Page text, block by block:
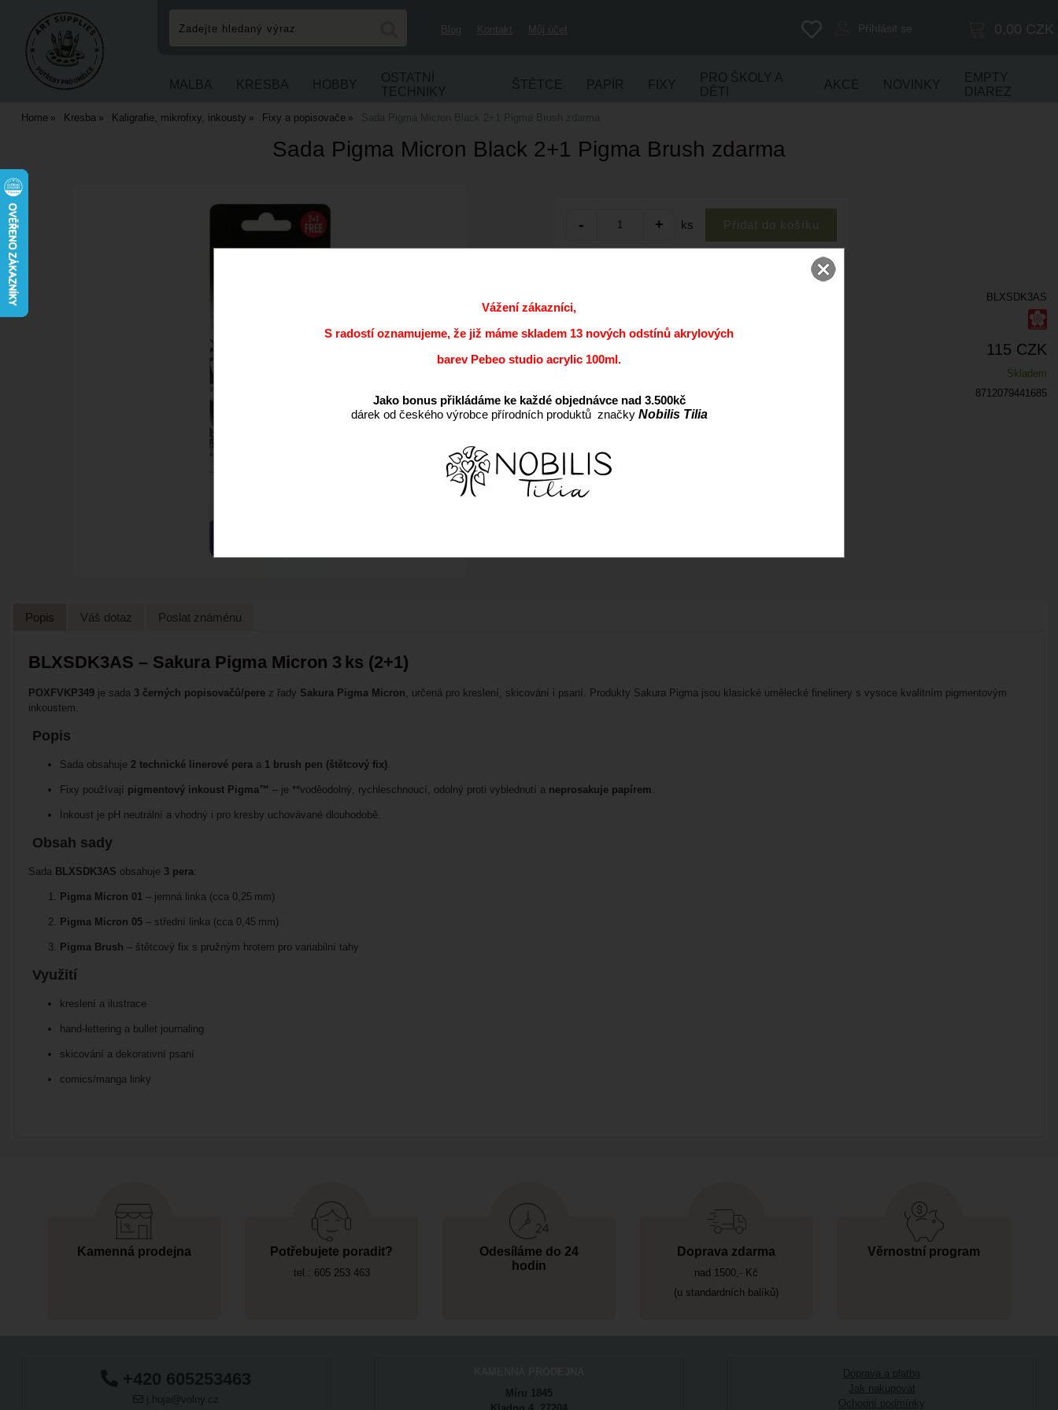
Blog Kontakt Můj účet 0,00 CZK
Přihlásit se
MALBA KRESBA HOBBY
OSTATNÍ
TECHNIKY
ŠTĚTCE PAPÍR FIXY
PRO ŠKOLY A
DĚTI
AKCE NOVINKY
EMPTY
DIAREZ
Home Kresba Kaligrafie, mikrofixy, inkousty Fixy a popisovače Sada Pigma Micron Black 2+1 Pigma Brush zdarma
Sada Pigma Micron Black 2+1 Pigma Brush zdarma
ks
BLXSDK3AS
115 CZK
Skladem
EAN:
8712079441685
Popis Váš dotaz Poslat známénu
BLXSDK3AS – Sakura Pigma Micron 3 ks (2+1)
POXFVKP349je sada 3 černých popisovačů/perez řady Sakura Pigma Micron, určená pro kreslení, skicování i psaní. Produkty Sakura Pigma jsou klasické umělecké finelinery s vysoce kvalitním pigmentovým
inkoustem.
Popis
Sada obsahuje 2 technické linerové peraa 1 brush pen (štětcový fix).
Fixy používají pigmentový inkoust Pigma™ – je **voděodolný, rychleschnoucí, odolný proti vyblednutí a neprosakuje papírem.
Inkoust je pH neutrální a vhodný i pro kresby uchovávané dlouhodobě.
Obsah sady
Sada BLXSDK3AS obsahuje 3 pera:
Pigma Micron 01– jemná linka (cca 0,25 mm)
Pigma Micron 05– střední linka (cca 0,45 mm)
Pigma Brush – štětcový fix s pružným hrotem pro variabilní tahy
Využití
kreslení a ilustrace
hand‑lettering a bullet journaling
skicování a dekorativní psaní
comics/manga linky
Kamenná prodejna Potřebujete poradit?
tel.: 605 253 463
Odesíláme do 24
hodin
Doprava zdarma
nad 1500,- Kč
(u standardních balíků)
Věrnostní program
+420 605253463
j.huja@volny.cz
Míru 1845
Doprava a platba
Jak nakupovat
Ochodní podmínky
Vážení zákazníci,
S radostí oznamujeme, že již máme skladem 13 nových odstínů akrylových
barev Pebeo studio acrylic 100ml.
Jako bonus přikládáme ke každé objednávce nad 3.500kč
dárek od českého výrobce přírodních produktů značky Nobilis Tilia